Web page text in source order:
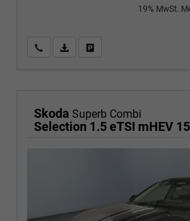
19% MwSt.
Wir rufen Sie anPDF-Fahrzeugexposé drucken
Skoda Superb Combi